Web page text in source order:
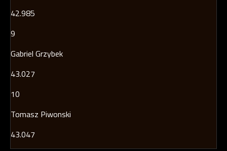
42.985
9
Gabriel Grzybek
43.027
10
Tomasz Piwonski
43.047